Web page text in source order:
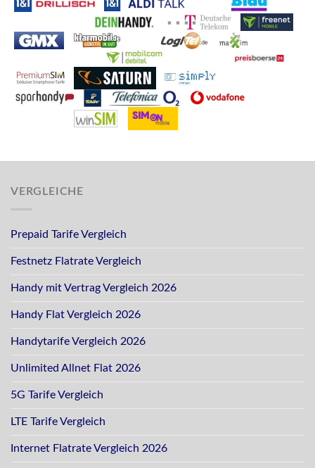
VERGLEICHE
Prepaid Tarife Vergleich
Festnetz Flatrate Vergleich
Handy mit Vertrag Vergleich 2026
Handy Flat Vergleich 2026
Handytarife Vergleich 2026
Unlimited Allnet Flat 2026
5G Tarife Vergleich
LTE Tarife Vergleich
Internet Flatrate Vergleich 2026